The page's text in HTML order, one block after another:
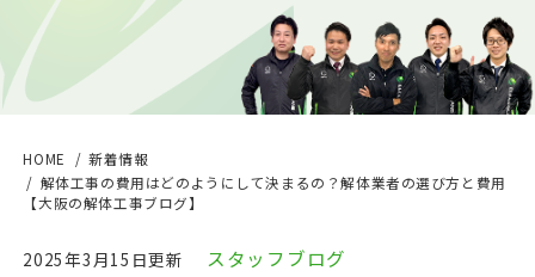
HOME
新着情報
解体工事の費用はどのようにして決まるの？解体業者の選び方と費用
【大阪の解体工事ブログ】
2025年3月15日更新 スタッフブログ